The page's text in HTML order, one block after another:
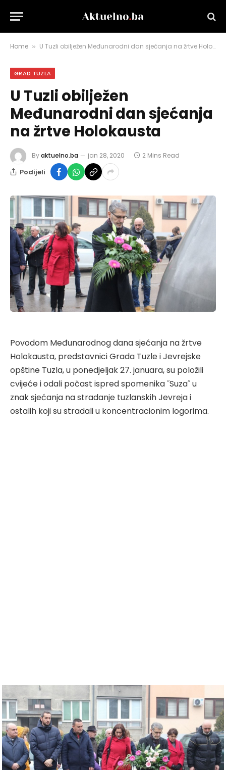
Home » U Tuzli obilježen Međunarodni dan sjećanja na žrtve Holokausta
GRAD TUZLA
U Tuzli obilježen
Međunarodni dan sjećanja
na žrtve Holokausta
Byaktuelno.ba jan 28, 2020 2 Mins Read
Podijeli
Povodom Međunarodnog dana sjećanja na žrtve
Holokausta, predstavnici Grada Tuzle i Jevrejske
opštine Tuzla, u ponedjeljak 27. januara, su položili
cvijeće i odali počast ispred spomenika ˝Suza˝ u
znak sjećanja na stradanje tuzlanskih Jevreja i
ostalih koji su stradali u koncentracionim logorima.